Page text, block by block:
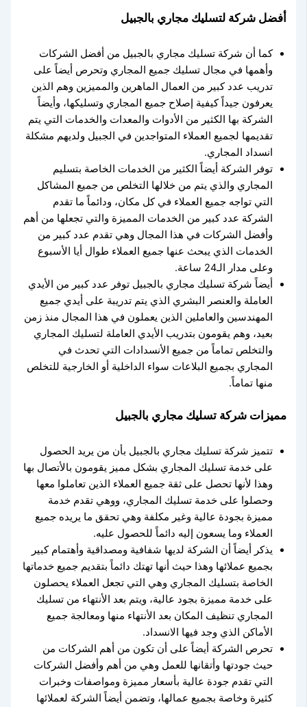
أفضل شركة لتسليك مجاري بالجبيل
كما أن شركة تسليك مجاري بالجبيل من أفضل الشركات
وأهمها في مجال تسليك جميع المجاري وتحرص أيضاً على
تدريب عدد كبير من العمال الماهرين والمميزين وهم الذين
يعرفون جيداً كيفية إصلاح جميع المجاري وتسليكها، وأيضاً
الشركة بها الكثير من الأدوات والمعدات والخدمات التي يتم
تقديمها لجميع العملاء المتواجدين في الجبيل ولديهم مشكلة
انسداد المجاري.
توفر الشركة أيضاً الكثير من الخدمات الخاصة بتسليم
المجاري والذي يتم من خلالها التخلص من جميع المشاكل
التي تواجه جميع العملاء في كل مكان، ودائماً ما تقدم
الشركة عدد كبير من الخدمات المميزة والتي تجعلها من أهم
وأفضل الشركات في هذا المجال وهي تقدم عدد كبير من
الخدمات الذي يبحث عنها جميع العملاء طوال أيا الأسبوع
وعلى مدار الـ24 ساعة.
أيضاً شركة تسليك مجاري بالجبيل توفر عدد كبير من الأيدي
العاملة والعنصر البشري الذي يتم تدريبة على أيدي جميع
المهندسين والعاملين الذين يعملون في هذا المجال منذ زمن
بعيد، وهم يقومون بتدريب الأيدي العاملة لتسليك المجاري
والتخلص تماماً من جميع الأنسدادات التي تحدث في
المجاري بجميع البلاعات سواء الداخلية أو الخارجية للتخلص
منها تماماً.
مميزات شركة تسليك مجاري بالجبيل
تتميز شركة تسليك مجاري بالجبيل بأن من يريد الحصول
على خدمة تسليك المجاري بشكل مميز يقومون بالأتصال بها
وهذا لأنها تحصل على ثقة جميع العملاء الذين تعاملوا معها
وحصلوا على خدمة تسليك المجاري، ووهي تقدم خدمة
مميزة بجودة عالية وغير مكلفة وهي تحقق ما يريده جميع
العملاء وما يسعون إليه دائماً للحصول عليه.
يذكر أيضاً أن الشركة لديها شفافية ومصداقية وأهتمام كبير
بجميع عملائها وهذا حيث أنها تهتك دائماً بتقديم جميع خدماتها
الخاصة بتسليك المجاري وهي التي تجعل العملاء يحصلون
على خدمة مميزة بجود عالية، ويتم بعد الأنتهاء من تسليك
المجاري تنظيف المكان بعد الأنتهاء منها ومعالجة جميع
الأماكن الذي وجد فيها الانسداد.
تحرص الشركة أيضاً على أن تكون من أهم الشركات من
حيث جودتها وأتقانها للعمل وهي من أهم وأفضل الشركات
التي تقدم جودة عالية بأسعار مميزة ومواصفات وخبرات
كثيرة وخاصة بجميع عمالها، وتضمن أيضاً الشركة لعملائها